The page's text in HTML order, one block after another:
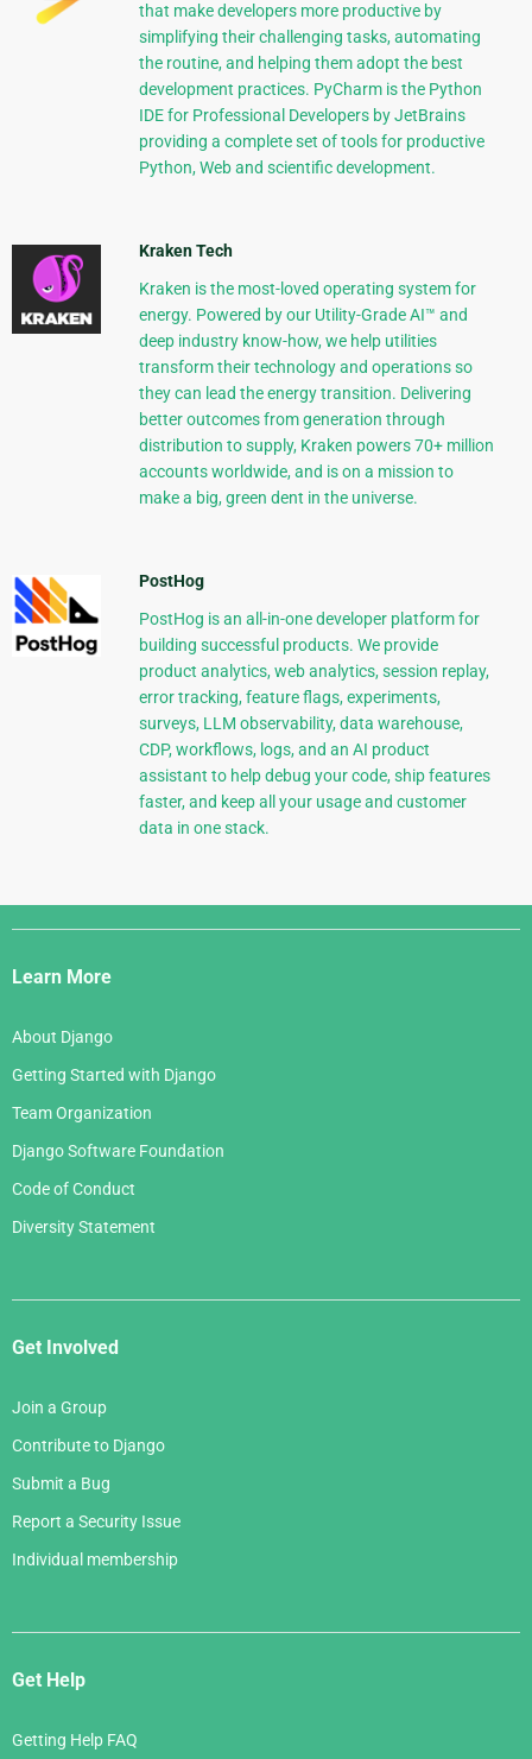
that make developers more productive by
simplifying their challenging tasks, automating
the routine, and helping them adopt the best
development practices. PyCharm is the Python
IDE for Professional Developers by JetBrains
providing a complete set of tools for productive
Python, Web and scientific development.
Kraken Tech
Kraken is the most-loved operating system for
energy. Powered by our Utility-Grade AI™ and
deep industry know-how, we help utilities
transform their technology and operations so
they can lead the energy transition. Delivering
better outcomes from generation through
distribution to supply, Kraken powers 70+ million
accounts worldwide, and is on a mission to
make a big, green dent in the universe.
PostHog
PostHog is an all-in-one developer platform for
building successful products. We provide
product analytics, web analytics, session replay,
error tracking, feature flags, experiments,
surveys, LLM observability, data warehouse,
CDP, workflows, logs, and an AI product
assistant to help debug your code, ship features
faster, and keep all your usage and customer
data in one stack.
Django
Links
Learn More
About Django
Getting Started with Django
Team Organization
Django Software Foundation
Code of Conduct
Diversity Statement
Get Involved
Join a Group
Contribute to Django
Submit a Bug
Report a Security Issue
Individual membership
Get Help
Getting Help FAQ